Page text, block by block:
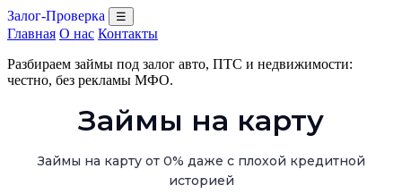
Залог-Проверка ☰
Главная О нас Контакты
Разбираем займы под залог авто, ПТС и недвижимости:
честно, без рекламы МФО.
Займы на карту
Займы на карту от 0% даже с плохой кредитной
историей